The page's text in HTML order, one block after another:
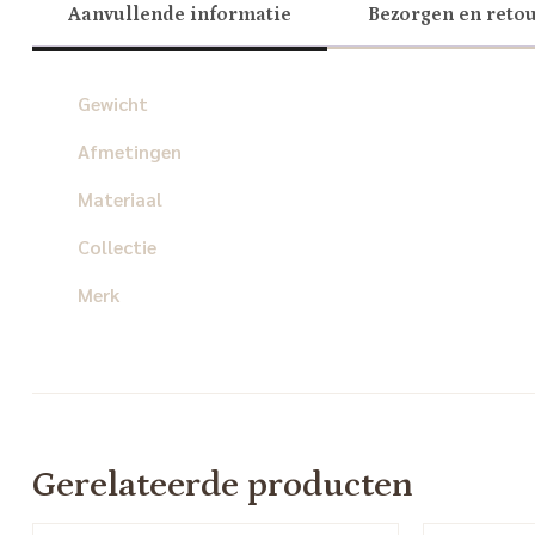
Aanvullende informatie Bezorgen en
Gewicht
Afmetingen
Materiaal
Collectie
Merk
Gerelateerde producten